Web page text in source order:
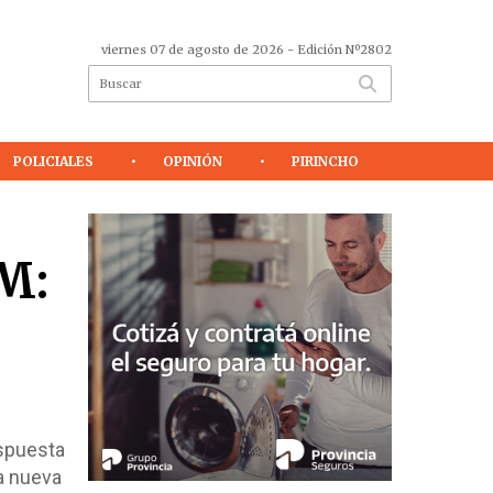
viernes 07 de agosto de 2026 - Edición Nº2802
POLICIALES OPINIÓN PIRINCHO
nueva